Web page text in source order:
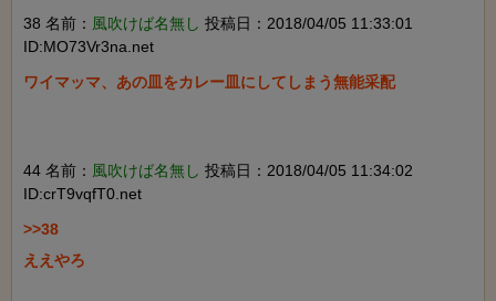
38 名前： 風吹けば名無し 投稿日：2018/04/05 11:33:01
ID:MO73Vr3na.net
ワイマッマ、あの皿をカレー皿にしてしまう無能采配
44 名前： 風吹けば名無し 投稿日：2018/04/05 11:34:02
ID:crT9vqfT0.net
>>38
ええやろ